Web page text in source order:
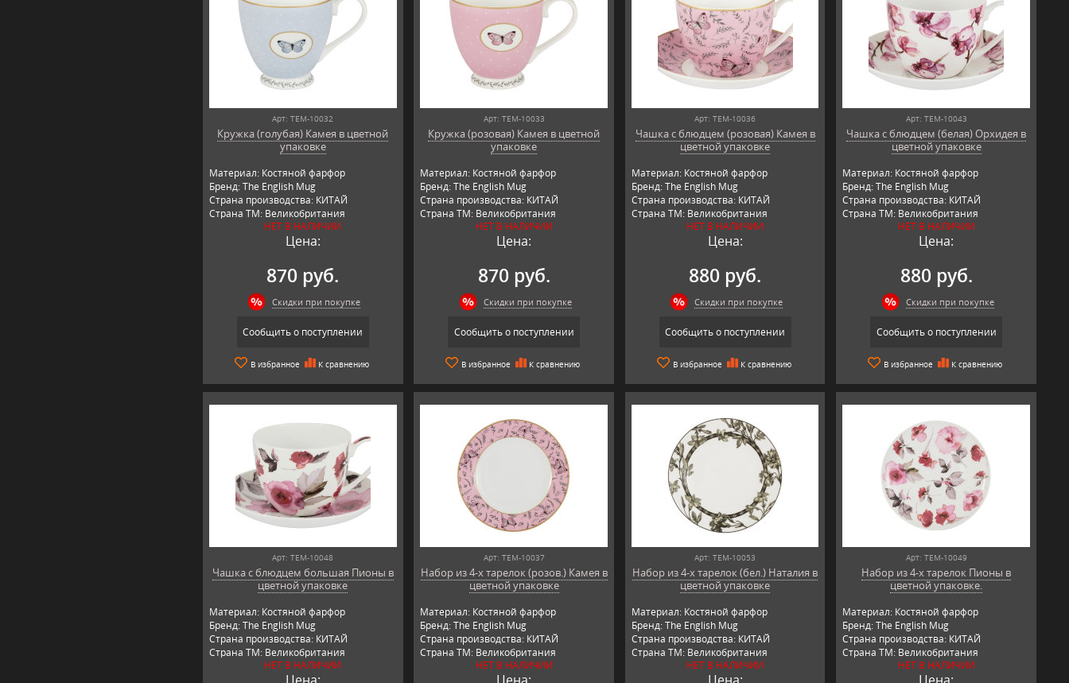
Арт: TEM-10032
Кружка (голубая) Камея в цветной
упаковке
Материал: Костяной фарфор
Бренд: The English Mug
Страна производства: КИТАЙ
Страна ТМ: Великобритания
НЕТ В НАЛИЧИИ
Цена:
870 руб.
Скидки при покупке
Сообщить о поступлении
В избранное К сравнению
Арт: TEM-10033
Кружка (розовая) Камея в цветной
упаковке
Материал: Костяной фарфор
Бренд: The English Mug
Страна производства: КИТАЙ
Страна ТМ: Великобритания
НЕТ В НАЛИЧИИ
Цена:
870 руб.
Скидки при покупке
Сообщить о поступлении
В избранное К сравнению
Арт: TEM-10036
Чашка с блюдцем (розовая) Камея в
цветной упаковке
Материал: Костяной фарфор
Бренд: The English Mug
Страна производства: КИТАЙ
Страна ТМ: Великобритания
НЕТ В НАЛИЧИИ
Цена:
880 руб.
Скидки при покупке
Сообщить о поступлении
В избранное К сравнению
Арт: TEM-10043
Чашка с блюдцем (белая) Орхидея в
цветной упаковке
Материал: Костяной фарфор
Бренд: The English Mug
Страна производства: КИТАЙ
Страна ТМ: Великобритания
НЕТ В НАЛИЧИИ
Цена:
880 руб.
Скидки при покупке
Сообщить о поступлении
В избранное К сравнению
Арт: TEM-10048
Чашка с блюдцем большая Пионы в
цветной упаковке
Материал: Костяной фарфор
Бренд: The English Mug
Страна производства: КИТАЙ
Страна ТМ: Великобритания
НЕТ В НАЛИЧИИ
Арт: TEM-10037
Набор из 4-х тарелок (розов.) Камея в
цветной упаковке
Материал: Костяной фарфор
Бренд: The English Mug
Страна производства: КИТАЙ
Страна ТМ: Великобритания
НЕТ В НАЛИЧИИ
Арт: TEM-10053
Набор из 4-х тарелок (бел.) Наталия в
цветной упаковке
Материал: Костяной фарфор
Бренд: The English Mug
Страна производства: КИТАЙ
Страна ТМ: Великобритания
НЕТ В НАЛИЧИИ
Арт: TEM-10049
Набор из 4-х тарелок Пионы в
цветной упаковке.
Материал: Костяной фарфор
Бренд: The English Mug
Страна производства: КИТАЙ
Страна ТМ: Великобритания
НЕТ В НАЛИЧИИ